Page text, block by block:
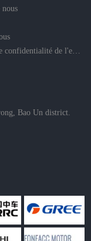
Politiques de confidentialité de l'entreprise
Bao Un district.